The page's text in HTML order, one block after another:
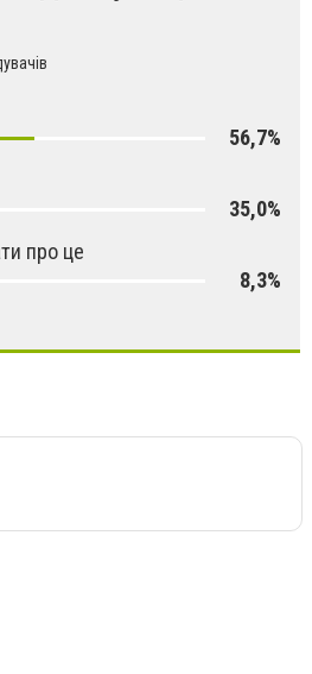
56,7%
35,0%
про це
8,3%